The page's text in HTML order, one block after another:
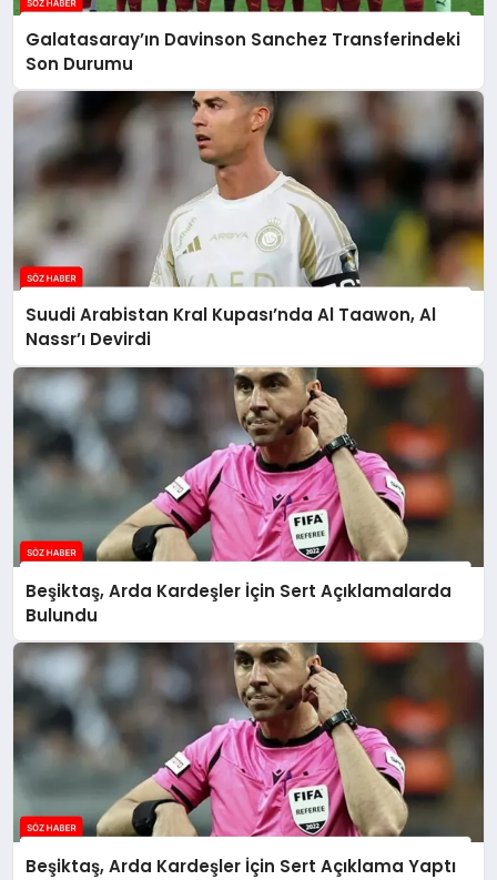
Galatasaray’ın Davinson Sanchez Transferindeki
Son Durumu
Suudi Arabistan Kral Kupası’nda Al Taawon, Al
Nassr’ı Devirdi
Beşiktaş, Arda Kardeşler İçin Sert Açıklamalarda
Bulundu
Beşiktaş, Arda Kardeşler İçin Sert Açıklama Yaptı